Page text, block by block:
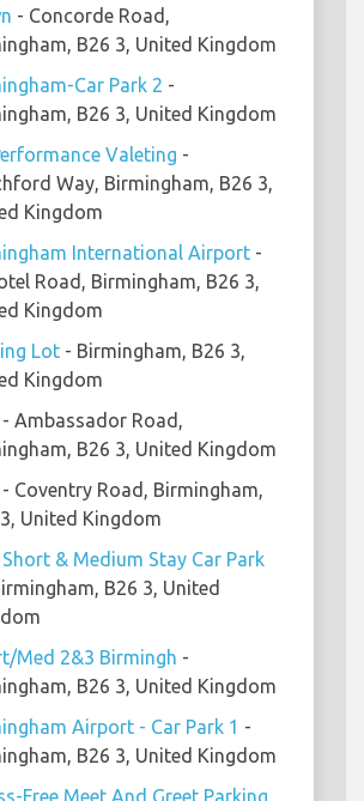
- Concorde Road,
B26 3, United Kingdom
Car Park 2 -
B26 3, United Kingdom
Valeting -
Way, Birmingham, B26 3,
Kingdom
International Airport -
Road, Birmingham, B26 3,
Kingdom
Lot - Birmingham, B26 3,
Kingdom
- Ambassador Road,
B26 3, United Kingdom
- Coventry Road, Birmingham,
United Kingdom
Short & Medium Stay Car Park
B26 3, United
Med 2&3 Birmingh -
B26 3, United Kingdom
Airport - Car Park 1 -
B26 3, United Kingdom
Free Meet And Greet Parking